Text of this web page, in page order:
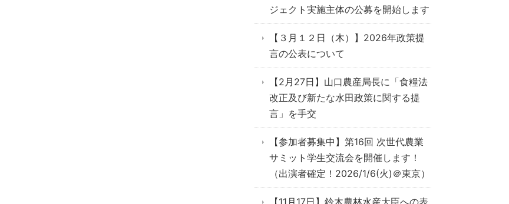
ジェクト実施主体の公募を開始します
【３月１２日（木）】2026年政策提
言の公表について
【2月27日】山口農産局長に「食糧法
改正及び新たな水田政策に関する提
言」を手交
【参加者募集中】第16回 次世代農業
サミット学生交流会を開催します！
（出演者確定！2026/1/6(火)＠東京）
【11月17日】鈴木農林水産大臣への表